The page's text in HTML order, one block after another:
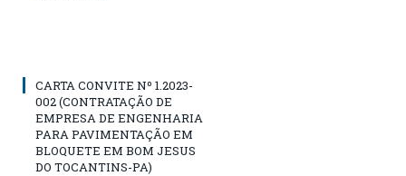
CARTA CONVITE Nº 1.2023-
002 (CONTRATAÇÃO DE
EMPRESA DE ENGENHARIA
PARA PAVIMENTAÇÃO EM
BLOQUETE EM BOM JESUS
DO TOCANTINS-PA)